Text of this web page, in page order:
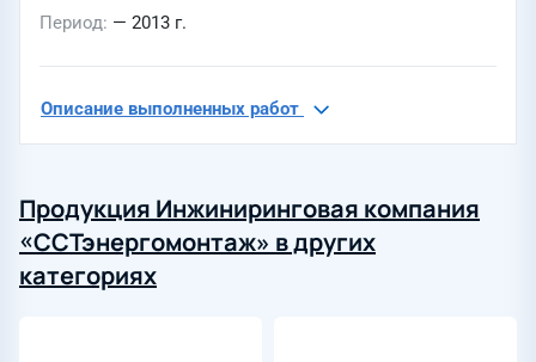
Период — 2013 г.
Описание выполненных работ
Продукция Инжиниринговая компания
«ССТэнергомонтаж» в других
категориях